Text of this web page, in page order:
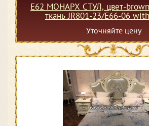
Е62 МОНАРХ СТУЛ, цвет-
ткань JR801-23/E66-06
Уточняйте цену